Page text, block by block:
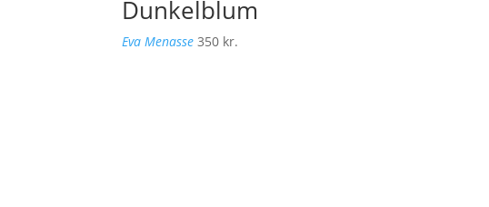
Dunkelblum
Eva Menasse 350 kr.